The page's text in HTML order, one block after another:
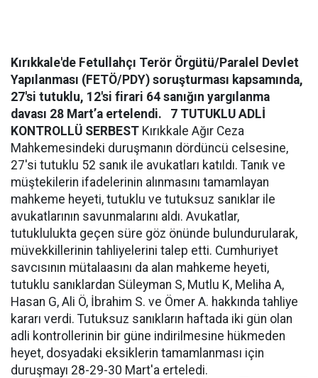
Kırıkkale'de Fetullahçı Terör Örgütü/Paralel Devlet
Yapılanması (FETÖ/PDY) soruşturması kapsamında,
27'si tutuklu, 12'si firari 64 sanığın yargılanma
davası 28 Mart’a ertelendi.
7 TUTUKLU ADLİ
KONTROLLÜ SERBEST Kırıkkale Ağır Ceza
Mahkemesindeki duruşmanın dördüncü celsesine,
27'si tutuklu 52 sanık ile avukatları katıldı. Tanık ve
müştekilerin ifadelerinin alınmasını tamamlayan
mahkeme heyeti, tutuklu ve tutuksuz sanıklar ile
avukatlarının savunmalarını aldı. Avukatlar,
tutuklulukta geçen süre göz önünde bulundurularak,
müvekkillerinin tahliyelerini talep etti. Cumhuriyet
savcısının mütalaasını da alan mahkeme heyeti,
tutuklu sanıklardan Süleyman S, Mutlu K, Meliha A,
Hasan G, Ali Ö, İbrahim S. ve Ömer A. hakkında tahliye
kararı verdi. Tutuksuz sanıkların haftada iki gün olan
adli kontrollerinin bir güne indirilmesine hükmeden
heyet, dosyadaki eksiklerin tamamlanması için
duruşmayı 28-29-30 Mart'a erteledi.